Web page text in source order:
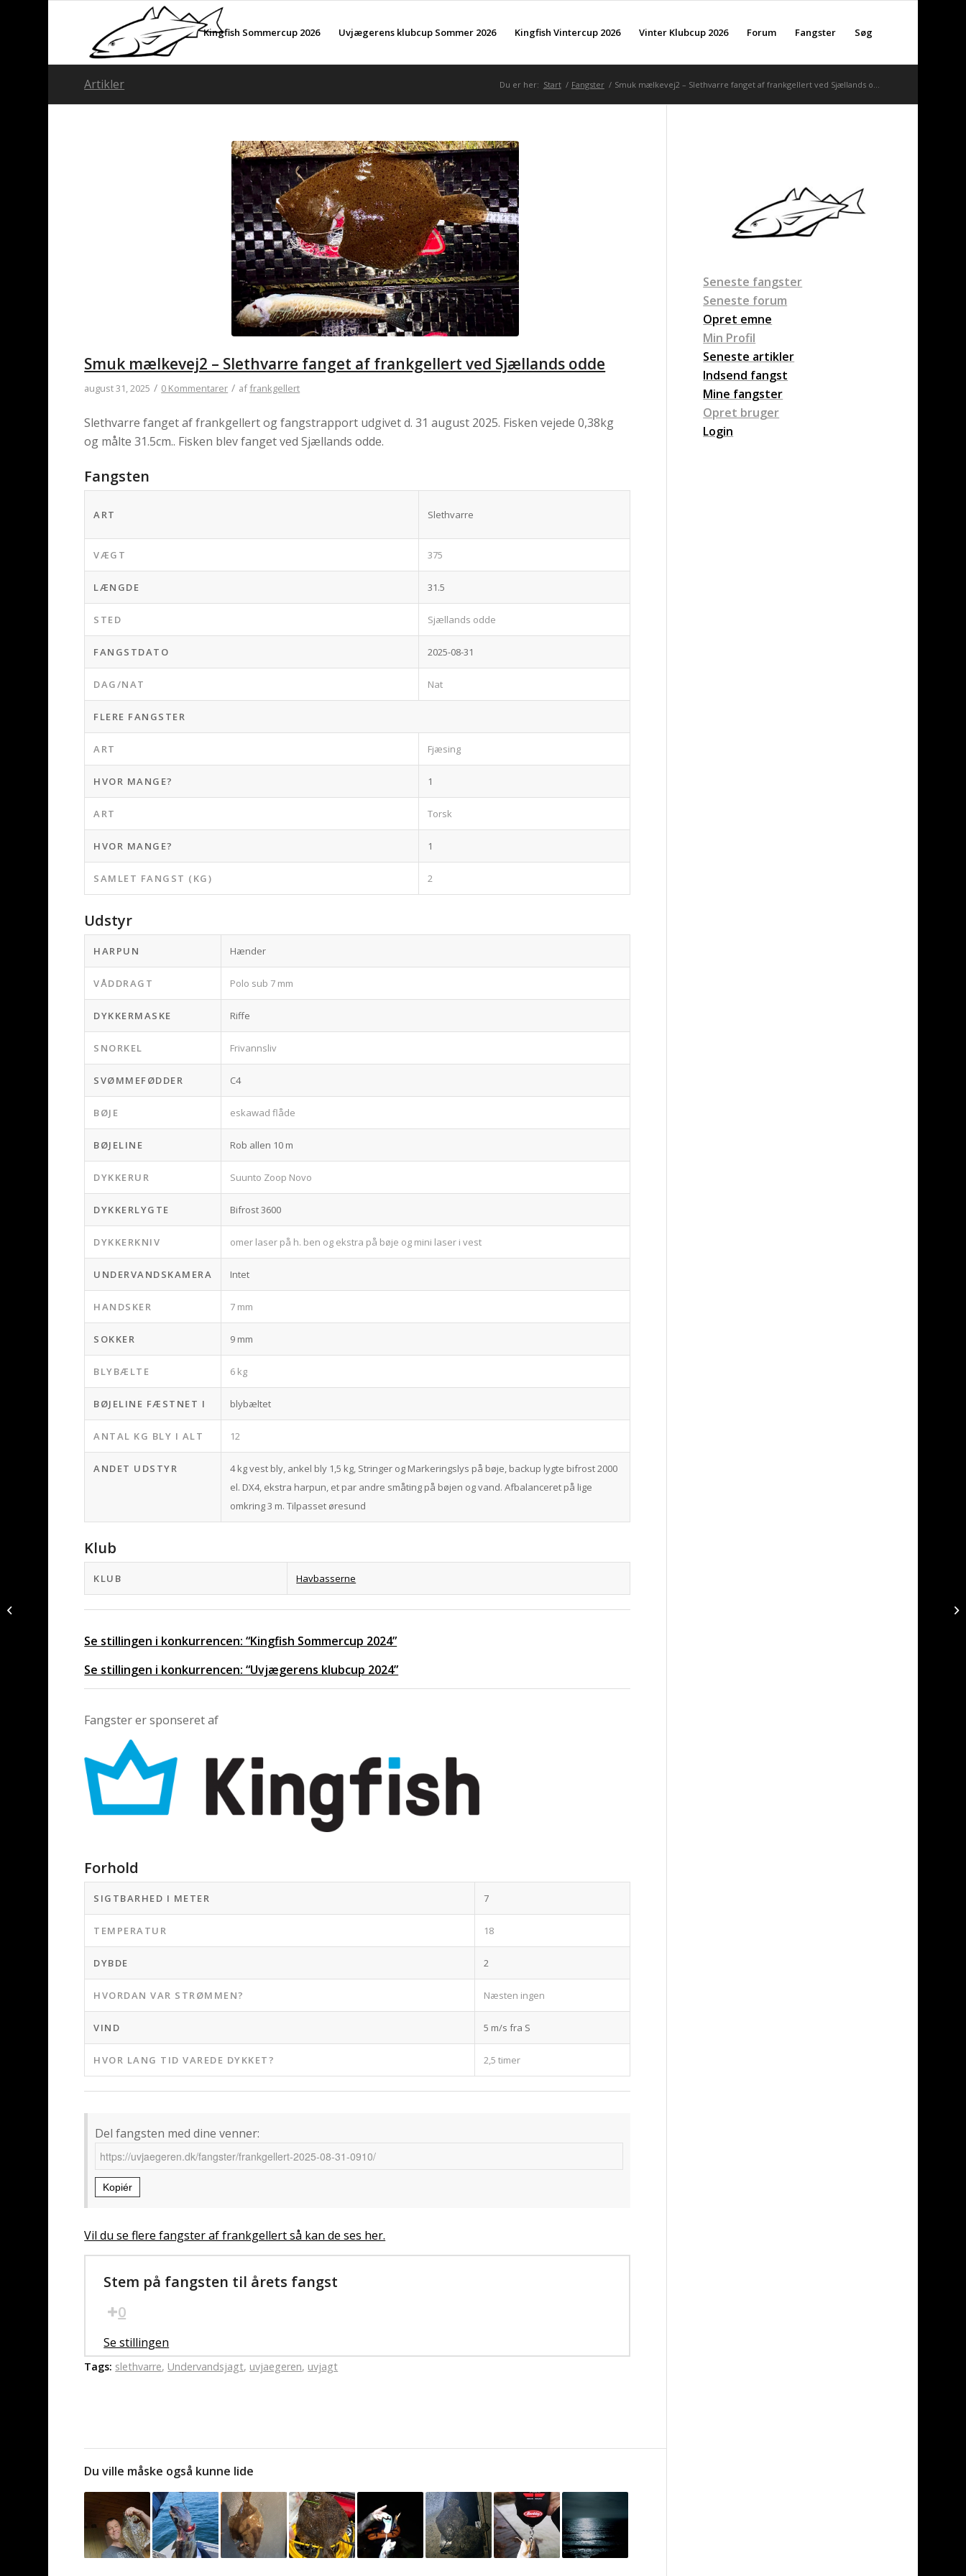
Kingfish Sommercup 2026 Uvjægerens klubcup Sommer 2026 Kingfish Vintercup 2026 Vinter Klubcup 2026 Forum Fangster Søg
Artikler Du er her: Start / Fangster / Smuk mælkevej2 – Slethvarre fanget af frankgellert ved Sjællands o...
Smuk mælkevej2 – Slethvarre fanget af frankgellert ved Sjællands odde
august 31, 2025 / 0 Kommentarer / affrankgellert
Slethvarre fanget af frankgellert og fangstrapport udgivet d. 31 august 2025. Fisken vejede 0,38kg
og målte 31.5cm.. Fisken blev fanget ved Sjællands odde.
Fangsten
ART Slethvarre
VÆGT 375
LÆNGDE 31.5
STED Sjællands odde
FANGSTDATO 2025-08-31
DAG/NAT Nat
FLERE FANGSTER
ART Fjæsing
HVOR MANGE? 1
ART Torsk
HVOR MANGE? 1
SAMLET FANGST (KG) 2
Udstyr
HARPUN Hænder
VÅDDRAGT Polo sub 7 mm
DYKKERMASKE Riffe
SNORKEL Frivannsliv
SVØMMEFØDDER C4
BØJE eskawad flåde
BØJELINE Rob allen 10 m
DYKKERUR Suunto Zoop Novo
DYKKERLYGTE Bifrost 3600
DYKKERKNIV omer laser på h. ben og ekstra på bøje og mini laser i vest
UNDERVANDSKAMERA Intet
HANDSKER 7 mm
SOKKER 9 mm
BLYBÆLTE 6 kg
BØJELINE FÆSTNET I blybæltet
ANTAL KG BLY I ALT 12
ANDET UDSTYR
4 kg vest bly, ankel bly 1,5 kg, Stringer og Markeringslys på bøje, backup lygte bifrost 2000
el. DX4, ekstra harpun, et par andre småting på bøjen og vand. Afbalanceret på lige
omkring 3 m. Tilpasset øresund
Klub
KLUB Havbasserne
Se stillingen i konkurrencen: “Kingfish Sommercup 2024”
Se stillingen i konkurrencen: “Uvjægerens klubcup 2024”
Fangster er sponseret af
Forhold
SIGTBARHED I METER 7
TEMPERATUR 18
DYBDE 2
HVORDAN VAR STRØMMEN? Næsten ingen
VIND 5 m/s fra S
HVOR LANG TID VAREDE DYKKET? 2,5 timer
Del fangsten med dine venner:
Kopiér
Vil du se flere fangster af frankgellert så kan de ses her.
Stem på fangsten til årets fangst
0
Se stillingen
Tags: slethvarre, Undervandsjagt, uvjaegeren, uvjagt
Du ville måske også kunne lide
Seneste fangster
Seneste forum
Opret emne
Min Profil
Seneste artikler
Indsend fangst
Mine fangster
Opret bruger
Login
Sjællands Odde